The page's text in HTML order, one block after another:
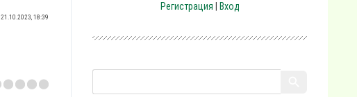
21.10.2023, 18:39
Регистрация
Вход